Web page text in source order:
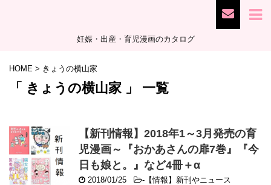
妊娠・出産・育児漫画のカタログ
HOME > きょうの横山家
「 きょうの横山家 」 一覧
【新刊情報】2018年1～3月発売の育
児漫画～『おかあさんの扉7巻』『今
日も娘と。』など4冊＋α
2018/01/25 - 【情報】新刊やニュース